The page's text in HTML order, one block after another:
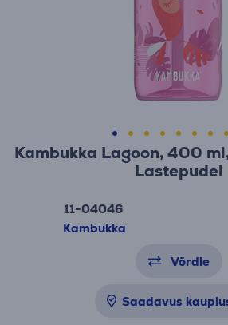
Kambukka Lagoon, 400
Lastepudel
11-04046
Kambukka
Võrdle
Saadavus